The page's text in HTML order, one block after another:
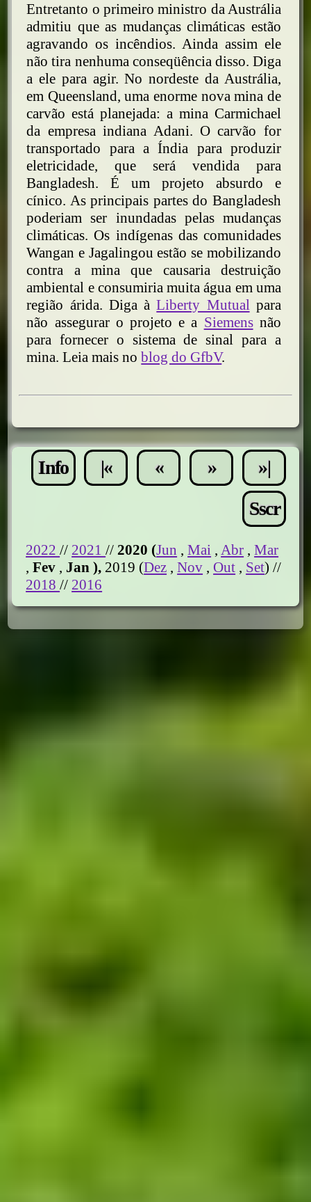
Entretanto o primeiro ministro da Austrália
admitiu que as mudanças climáticas estão
agravando os incêndios. Ainda assim ele
não tira nenhuma conseqüência disso. Diga
a ele para agir. No nordeste da Austrália,
em Queensland, uma enorme nova mina de
carvão está planejada: a mina Carmichael
da empresa indiana Adani. O carvão for
transportado para a Índia para produzir
eletricidade, que será vendida para
Bangladesh. É um projeto absurdo e
cínico. As principais partes do Bangladesh
poderiam ser inundadas pelas mudanças
climáticas. Os indígenas das comunidades
Wangan e Jagalingou estão se mobilizando
contra a mina que causaria destruição
ambiental e consumiria muita água em uma
região árida. Diga àLiberty Mutualpara
não assegurar o projeto e a Siemensnão
para fornecer o sistema de sinal para a
mina. Leia mais noblog do GfbV.
»|
»
«
|«
Info
Sscr
2022// 2021//2020 (Jun ,Mai ,Abr ,Mar
,Fev , Jan ), 2019 (Dez ,Nov , Out , Set) //
2018// 2016